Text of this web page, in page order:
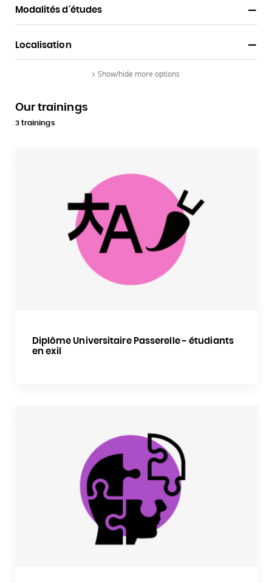
Zoomer sur le plan d'accès
Modalités d'études
Localisation
Show/hide more options
Our trainings
3 trainings
Diplôme Universitaire Passerelle - étudiants
en exil